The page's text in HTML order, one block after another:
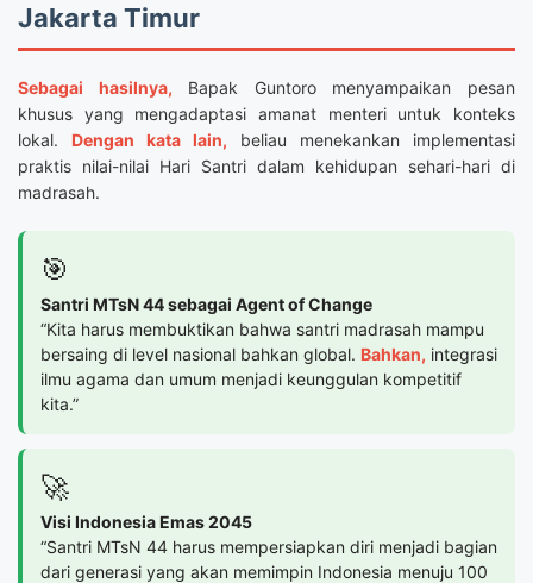
Jakarta Timur
Sebagai hasilnya, Bapak Guntoro menyampaikan pesan
khusus yang mengadaptasi amanat menteri untuk konteks
lokal. Dengan kata lain, beliau menekankan implementasi
praktis nilai-nilai Hari Santri dalam kehidupan sehari-hari di
madrasah.
🎯
Santri MTsN 44 sebagai Agent of Change
“Kita harus membuktikan bahwa santri madrasah mampu
bersaing di level nasional bahkan global. Bahkan, integrasi
ilmu agama dan umum menjadi keunggulan kompetitif
kita.”
🚀
Visi Indonesia Emas 2045
“Santri MTsN 44 harus mempersiapkan diri menjadi bagian
dari generasi yang akan memimpin Indonesia menuju 100